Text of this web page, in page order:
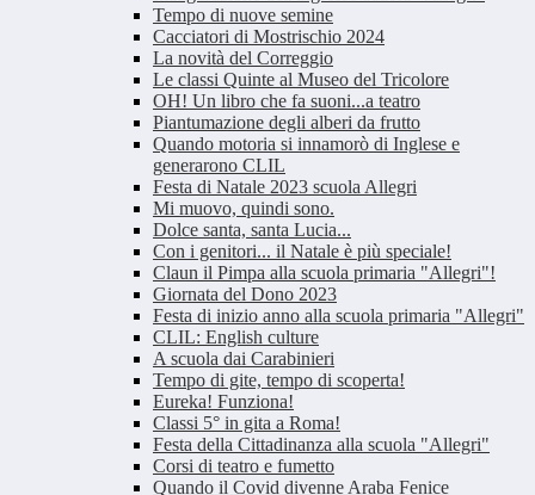
Tempo di nuove semine
Cacciatori di Mostrischio 2024
La novità del Correggio
Le classi Quinte al Museo del Tricolore
OH! Un libro che fa suoni...a teatro
Piantumazione degli alberi da frutto
Quando motoria si innamorò di Inglese e
generarono CLIL
Festa di Natale 2023 scuola Allegri
Mi muovo, quindi sono.
Dolce santa, santa Lucia...
Con i genitori... il Natale è più speciale!
Claun il Pimpa alla scuola primaria "Allegri"!
Giornata del Dono 2023
Festa di inizio anno alla scuola primaria "Allegri"
CLIL: English culture
A scuola dai Carabinieri
Tempo di gite, tempo di scoperta!
Eureka! Funziona!
Classi 5° in gita a Roma!
Festa della Cittadinanza alla scuola "Allegri"
Corsi di teatro e fumetto
Quando il Covid divenne Araba Fenice